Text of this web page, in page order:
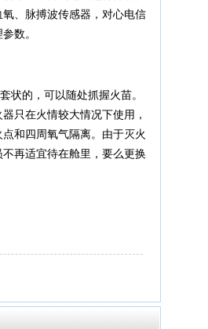
、脉搏波传感器，对心电信
数。
状的，可以随处抓握火苗。
只在火情较大情况下使用，
和四周氧气隔离。由于灭火
再适宜待在舱里，要么更换